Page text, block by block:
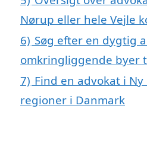
Nørup eller hele Vejle
6) Søg efter en dygtig
omkringliggende byer
7) Find en advokat i
regioner i Danmark